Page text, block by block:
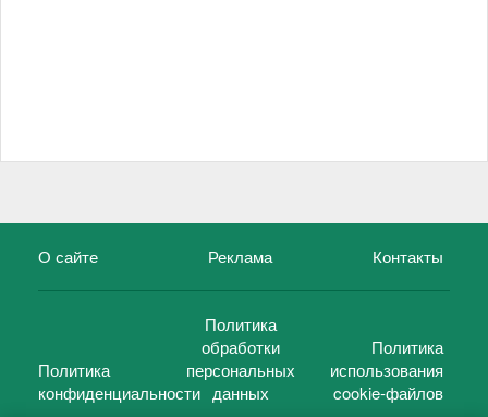
О сайте Реклама Контакты
Политика
конфиденциальности
Политика
обработки
персональных
данных
Политика
использования
cookie-файлов